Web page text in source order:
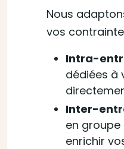
Nous
vos
Intra-
dédiées à
Inter-
en
enrichir